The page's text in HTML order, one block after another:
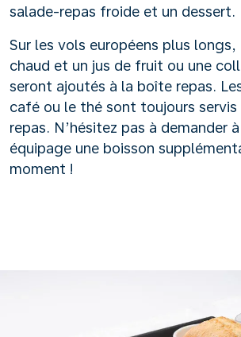
salade-repas froide et un dessert.
Sur les vols européens plus longs,
chaud et un jus de fruit ou une
seront ajoutés à la boîte repas.
café ou le thé sont toujours
repas. N’hésitez pas à demander
équipage une boisson
moment !